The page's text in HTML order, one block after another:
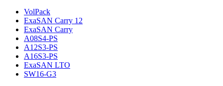
VolPack
ExaSAN Carry 12
ExaSAN Carry
A08S4-PS
A12S3-PS
A16S3-PS
ExaSAN LTO
SW16-G3